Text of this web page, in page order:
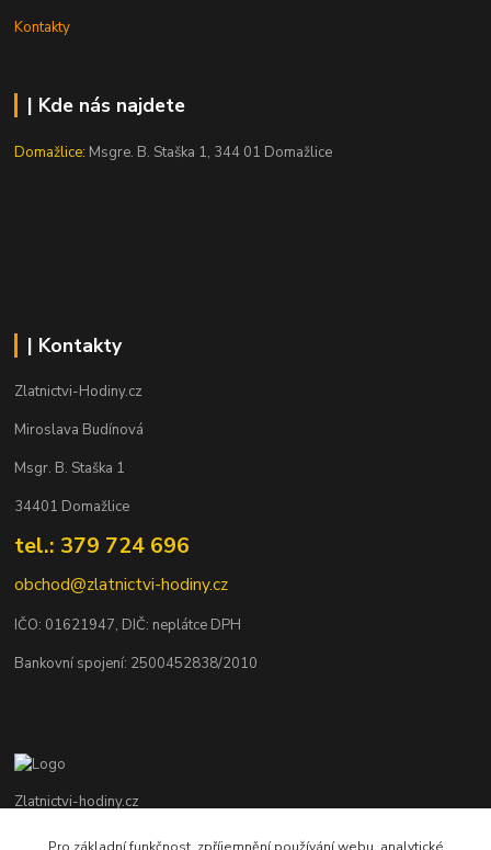
Kontakty
| Kde nás najdete
Domažlice: Msgre. B. Staška 1, 344 01 Domažlice
| Kontakty
Zlatnictvi-Hodiny.cz
Miroslava Budínová
Msgr. B. Staška 1
34401 Domažlice
tel.: 379 724 696
obchod@zlatnictvi-hodiny.cz
IČO: 01621947, DIČ: neplátce DPH
Bankovní spojení: 2500452838/2010
Zlatnictvi-hodiny.cz